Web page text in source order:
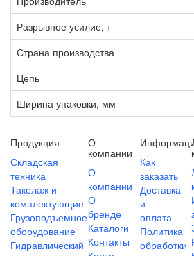
Разрывное усилие, т
Страна производства
Цепь
Ширина упаковки, мм
Продукция
Складская
техника
Такелаж и
комплектующие
Грузоподъемное
оборудование
Гидравлический
О
компании
О
компании
О
бренде
Каталоги
Контакты
Как
заказать
Доставка
и
оплата
Политика
обработки